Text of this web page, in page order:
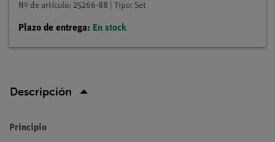
Nº de artículo: 25266-88 | Tipo: Set
Plazo de entrega: En stock
Descripción
Principio